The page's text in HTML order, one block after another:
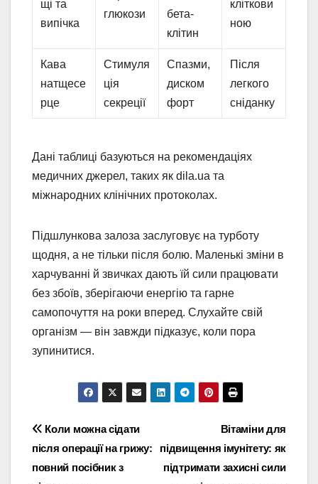
щі та
випічка
глюкози
бета-
клітин
кліткови
ною
Кава
натщесе
рце
Стимуля
ція
секреції
Спазми,
диском
форт
Після
легкого
сніданку
Дані таблиці базуються на рекомендаціях
медичних джерел, таких як dila.ua та
міжнародних клінічних протоколах.
Підшлункова залоза заслуговує на турботу
щодня, а не тільки після болю. Маленькі зміни в
харчуванні й звичках дають їй сили працювати
без збоїв, зберігаючи енергію та гарне
самопочуття на роки вперед. Слухайте свій
організм — він завжди підказує, коли пора
зупинитися.
Навігація
записів
Вітаміни для
підвищення імунітету: як
підтримати захисні сили
Коли можна сідати
після операції на грижу:
повний посібник з